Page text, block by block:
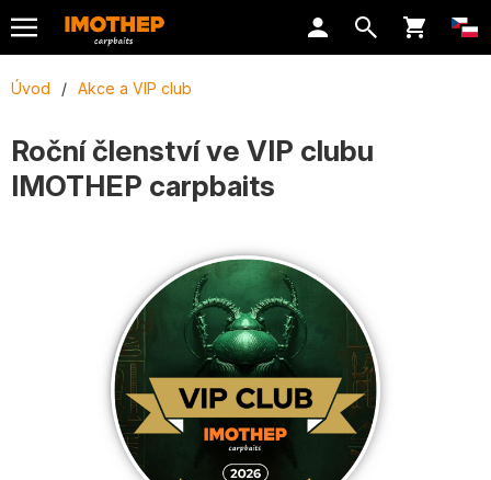
Úvod / Akce a VIP club
Roční členství ve VIP clubu
IMOTHEP carpbaits